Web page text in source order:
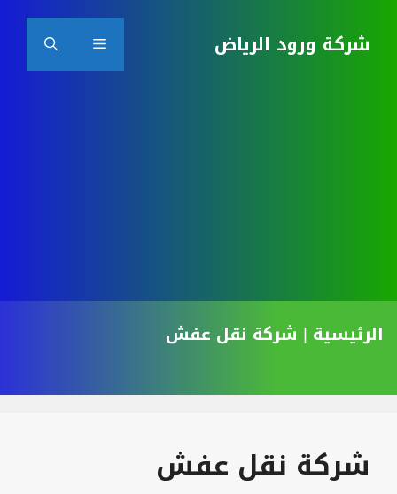
شركة ورود الرياض القائمة
الرئيسية | شركة نقل عفش
شركة نقل عفش